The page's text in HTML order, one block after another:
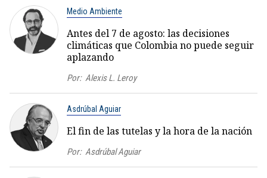
Medio Ambiente
Antes del 7 de agosto: las decisiones
climáticas que Colombia no puede seguir
aplazando
Por: Alexis L. Leroy
Asdrúbal Aguiar
El fin de las tutelas y la hora de la nación
Por: Asdrúbal Aguiar